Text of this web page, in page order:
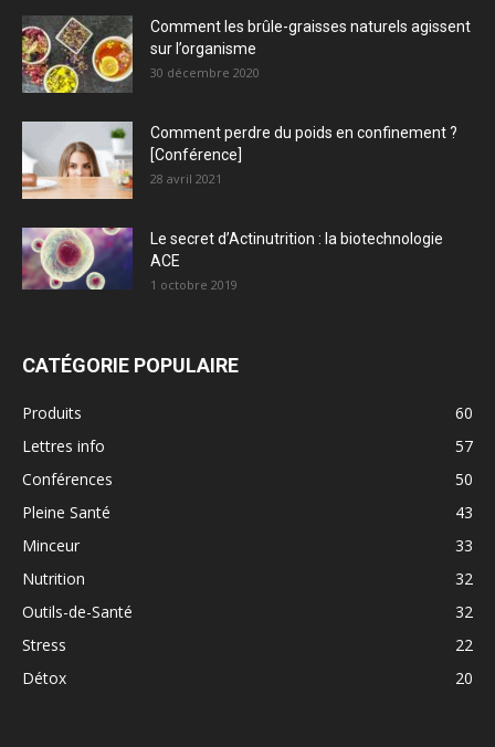
Comment les brûle-graisses naturels agissent
sur l’organisme
30 décembre 2020
Comment perdre du poids en confinement ?
[Conférence]
28 avril 2021
Le secret d’Actinutrition : la biotechnologie
ACE
1 octobre 2019
CATÉGORIE POPULAIRE
Produits
60
Lettres info
57
Conférences
50
Pleine Santé
43
Minceur
33
Nutrition
32
Outils-de-Santé
32
Stress
22
Détox
20